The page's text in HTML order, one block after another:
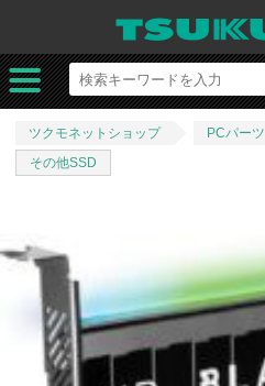
ツクモネットショップ PCパーツ
その他SSD